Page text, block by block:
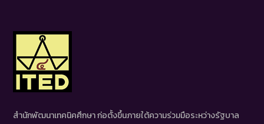
สำนักพัฒนาเทคนิคศึกษา ก่อตั้งขึ้นภายใต้ความร่วมมือระหว่างรัฐบาล